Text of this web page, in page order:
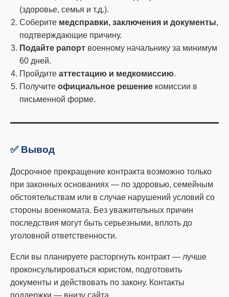
(здоровье, семья и т.д.).
Соберите медсправки, заключения и документы,
подтверждающие причину.
Подайте рапорт военному начальнику за минимум
60 дней.
Пройдите аттестацию и медкомиссию.
Получите официальное решение комиссии в
письменной форме.
✅ Вывод
Досрочное прекращение контракта возможно только
при законных основаниях — по здоровью, семейным
обстоятельствам или в случае нарушений условий со
стороны военкомата. Без уважительных причин
последствия могут быть серьезными, вплоть до
уголовной ответственности.
Если вы планируете расторгнуть контракт — лучше
проконсультироваться юристом, подготовить
документы и действовать по закону. Контакты
поддержки — внизу сайта.